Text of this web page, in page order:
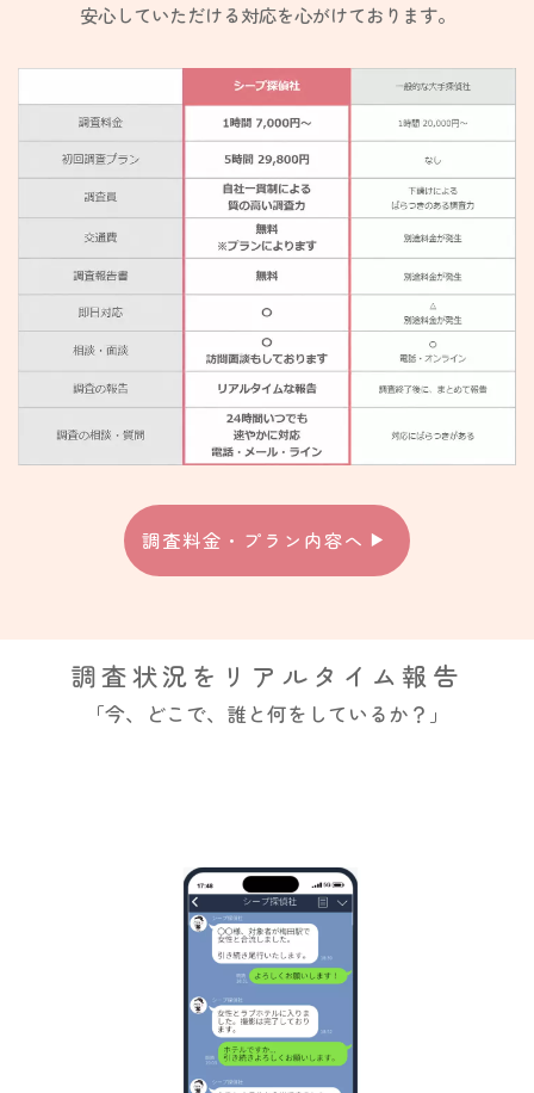
安心していただける対応を心がけております。
調査料金・プラン内容へ
調査状況をリアルタイム報告
「今、どこで、誰と何をしているか？」